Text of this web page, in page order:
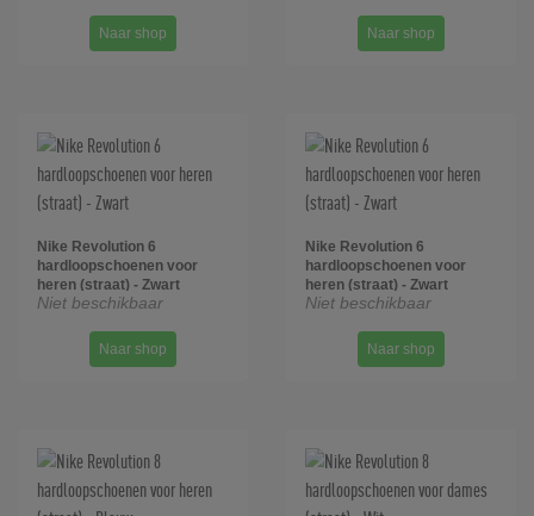
Naar shop Naar shop
Nike Revolution 6
hardloopschoenen voor
heren (straat) - Zwart
Niet beschikbaar
Naar shop
Nike Revolution 6
hardloopschoenen voor
heren (straat) - Zwart
Niet beschikbaar
Naar shop